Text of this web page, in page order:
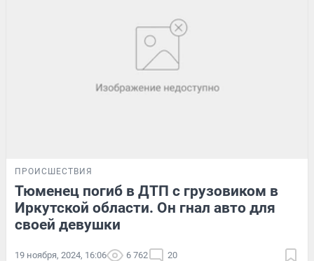
ПРОИСШЕСТВИЯ
Тюменец погиб в ДТП с грузовиком в
Иркутской области. Он гнал авто для
своей девушки
19 ноября, 2024, 16:06 6 762 20